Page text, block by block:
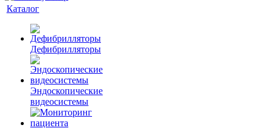
Каталог
Дефибрилляторы
Эндоскопические
видеосистемы